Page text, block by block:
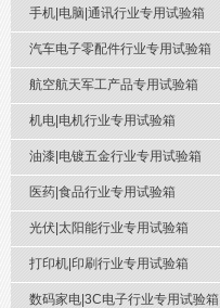
手机|电脑|通讯行业专用试验箱
汽车电子零配件行业专用试验箱
航空航天军工产品专用试验箱
机电|电机行业专用试验箱
油漆|电镀五金行业专用试验箱
医药|食品行业专用试验箱
光伏|太阳能行业专用试验箱
打印机|印刷行业专用试验箱
数码家电|3C电子行业专用试验箱